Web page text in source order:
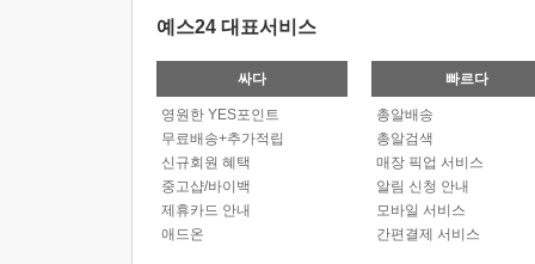
예스24 대표서비스
싸다
영원한 YES포인트
무료배송+추가적립
신규회원 혜택
중고샵/바이백
제휴카드 안내
애드온
빠르다
총알배송
총알검색
매장 픽업 서비스
알림 신청 안내
모바일 서비스
간편결제 서비스